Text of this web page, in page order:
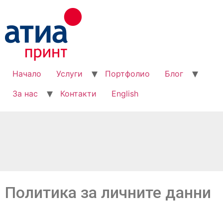
Начало Услуги Портфолио
Блог
За нас
Контакти English
Политика за личните данни